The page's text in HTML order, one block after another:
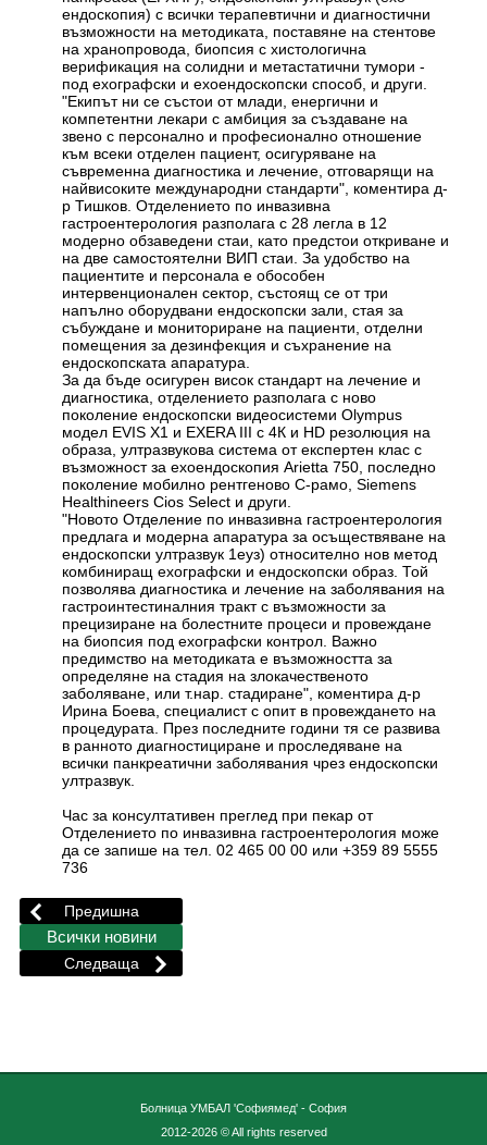
ендоскопия) с всички терапевтични и диагностични
възможности на методиката, поставяне на стентове
на хранопровода, биопсия с хистологична
верификация на солидни и метастатични тумори -
под ехографски и ехоендоскопски способ, и други.
"Екипът ни се състои от млади, енергични и
компетентни лекари с амбиция за създаване на
звено с персонално и професионално отношение
към всеки отделен пациент, осигуряване на
съвременна диагностика и лечение, отговарящи на
найвисоките международни стандарти", коментира д-
р Тишков. Отделението по инвазивна
гастроентерология разполага с 28 легла в 12
модерно обзаведени стаи, като предстои откриване и
на две самостоятелни ВИП стаи. За удобство на
пациентите и персонала е обособен
интервенционален сектор, състоящ се от три
напълно оборудвани ендоскопски зали, стая за
събуждане и мониториране на пациенти, отделни
помещения за дезинфекция и съхранение на
ендоскопската апаратура.
За да бъде осигурен висок стандарт на лечение и
диагностика, отделението разполага с ново
поколение ендоскопски видеосистеми Olympus
модел EVIS Х1 и EXERA III с 4К и HD резолюция на
образа, ултразвукова система от експертен клас с
възможност за ехоендоскопия Arietta 750, последно
поколение мобилно рентгеново С-рамо, Siemens
Healthineers Cios Select и други.
"Новото Отделение по инвазивна гастроентерология
предлага и модерна апаратура за осъществяване на
ендоскопски ултразвук 1еуз) относително нов метод
комбиниращ ехографски и ендоскопски образ. Той
позволява диагностика и лечение на заболявания на
гастроинтестиналния тракт с възможности за
прецизиране на болестните процеси и провеждане
на биопсия под ехографски контрол. Важно
предимство на методиката е възможността за
определяне на стадия на злокачественото
заболяване, или т.нар. стадиране", коментира д-р
Ирина Боева, специалист с опит в провеждането на
процедурата. През последните години тя се развива
в ранното диагностициране и проследяване на
всички панкреатични заболявания чрез ендоскопски
ултразвук.
Час за консултативен преглед при пекар от
Отделението по инвазивна гастроентерология може
да се запише на тел. 02 465 00 00 или +359 89 5555
736
Болница УМБАЛ 'Софиямед' - София
2012-2026 © All rights reserved